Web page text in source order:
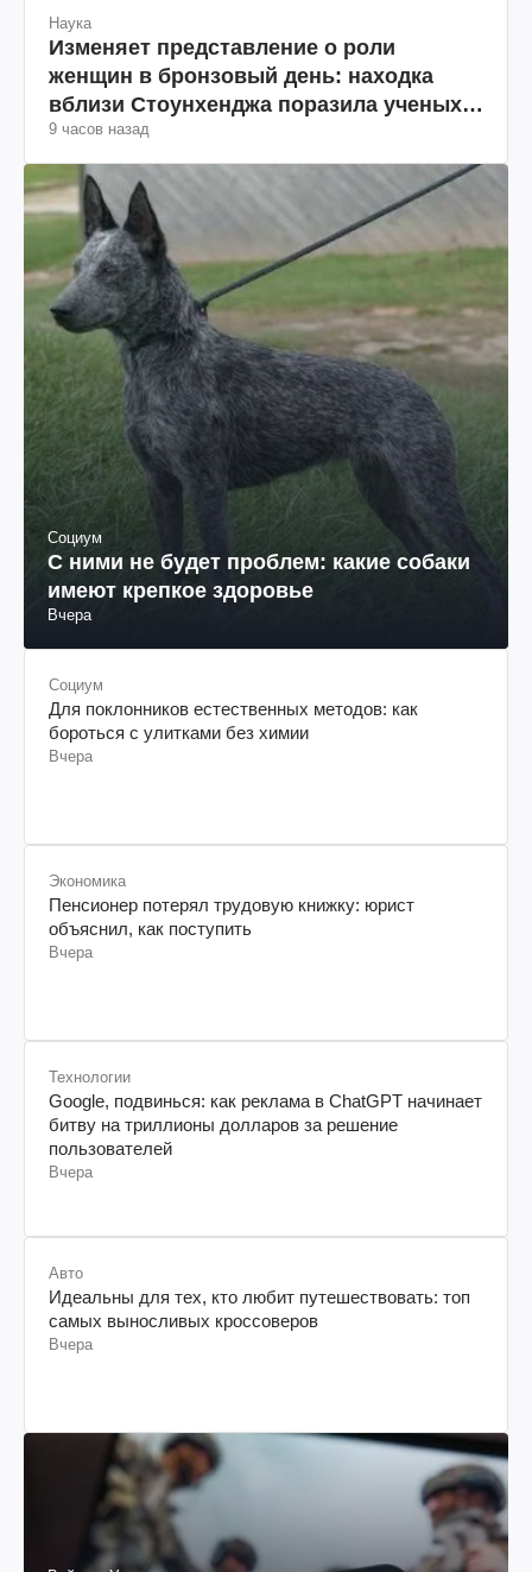
Наука
Изменяет представление о роли
женщин в бронзовый день: находка
вблизи Стоунхенджа поразила ученых
(фото)
9 часов назад
Социум
С ними не будет проблем: какие собаки
имеют крепкое здоровье
Вчера
Социум
Для поклонников естественных методов: как
бороться с улитками без химии
Вчера
Экономика
Пенсионер потерял трудовую книжку: юрист
объяснил, как поступить
Вчера
Технологии
Google, подвинься: как реклама в ChatGPT начинает
битву на триллионы долларов за решение
пользователей
Вчера
Авто
Идеальны для тех, кто любит путешествовать: топ
самых выносливых кроссоверов
Вчера